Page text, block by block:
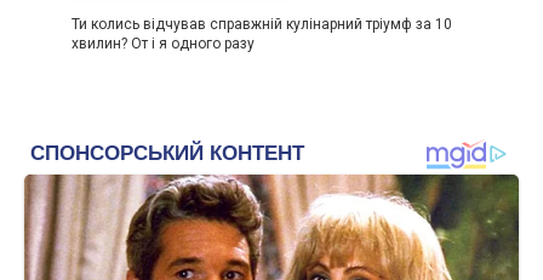
Ти колись відчував справжній кулінарний тріумф за 10
хвилин? От і я одного разу